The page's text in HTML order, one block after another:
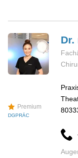
Premium
DGPRÄC
Dr.